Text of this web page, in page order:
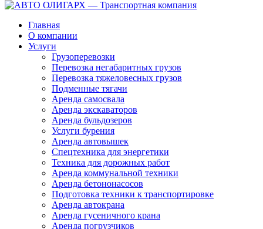
Главная
О компании
Услуги
Грузоперевозки
Перевозка негабаритных грузов
Перевозка тяжеловесных грузов
Подменные тягачи
Аренда самосвала
Аренда экскаваторов
Аренда бульдозеров
Услуги бурения
Аренда автовышек
Спецтехника для энергетики
Техника для дорожных работ
Аренда коммунальной техники
Аренда бетононасосов
Подготовка техники к транспортировке
Аренда автокрана
Аренда гусеничного крана
Аренда погрузчиков